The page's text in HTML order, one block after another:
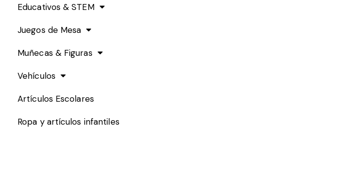
Educativos & STEM
Juegos de Mesa
Muñecas & Figuras
Vehículos
Artículos Escolares
Ropa y artículos infantiles